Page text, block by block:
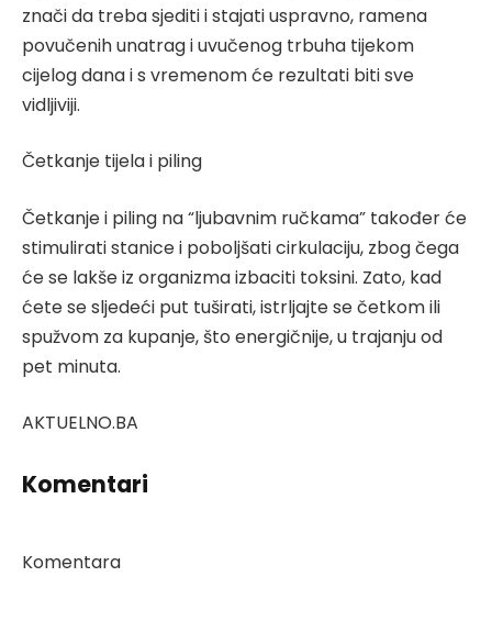
znači da treba sjediti i stajati uspravno, ramena
povučenih unatrag i uvučenog trbuha tijekom
cijelog dana i s vremenom će rezultati biti sve
vidljiviji.
Četkanje tijela i piling
Četkanje i piling na “ljubavnim ručkama” također će
stimulirati stanice i poboljšati cirkulaciju, zbog čega
će se lakše iz organizma izbaciti toksini. Zato, kad
ćete se sljedeći put tuširati, istrljajte se četkom ili
spužvom za kupanje, što energičnije, u trajanju od
pet minuta.
AKTUELNO.BA
Komentari
Komentara